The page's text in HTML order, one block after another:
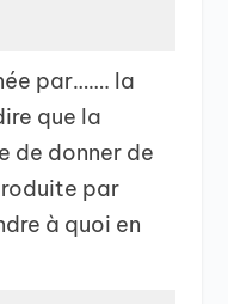
par……. la
que la
de donner de
par
à quoi en